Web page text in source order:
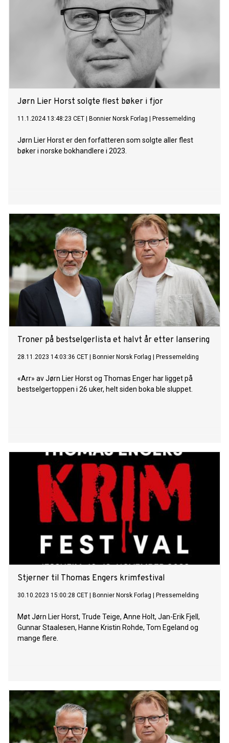
Jørn Lier Horst solgte flest bøker i fjor
11.1.2024 13:48:23 CET Bonnier Norsk Forlag Pressemelding
Jørn Lier Horst er den forfatteren som solgte aller flest
bøker i norske bokhandlere i 2023.
Troner på bestselgerlista et halvt år etter lansering
28.11.2023 14:03:36 CET Bonnier Norsk Forlag Pressemelding
«Arr» av Jørn Lier Horst og Thomas Enger har ligget på
bestselgertoppen i 26 uker, helt siden boka ble sluppet.
Stjerner til Thomas Engers krimfestival
30.10.2023 15:00:28 CET Bonnier Norsk Forlag Pressemelding
Møt Jørn Lier Horst, Trude Teige, Anne Holt, Jan-Erik Fjell,
Gunnar Staalesen, Hanne Kristin Rohde, Tom Egeland og
mange flere.